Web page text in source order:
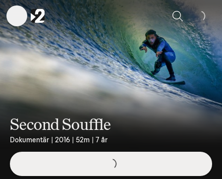
Sök
Second Souffle
Dokumentär | 2016 | 52m | 7 år